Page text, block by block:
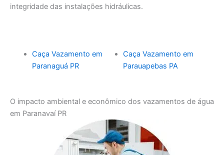
integridade das instalações hidráulicas.
Caça Vazamento em
Paranaguá PR
Caça Vazamento em
Parauapebas PA
O impacto ambiental e econômico dos vazamentos de água
em Paranavaí PR